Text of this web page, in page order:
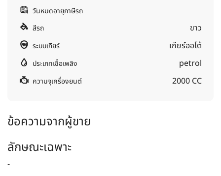
วันหมดอายุภาษีรถ
สีรถ
ขาว
ระบบเกียร์ เกียร์ออโต้
ประเภทเชื้อเพลิง petrol
ความจุเครื่องยนต์ 2000 CC
ข้อความจากผู้ขาย
ลักษณะเฉพาะ
-